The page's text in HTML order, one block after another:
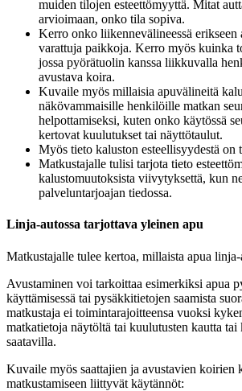
muiden tilojen esteettömyyttä. Mitat
arvioimaan, onko tila sopiva.
Kerro onko liikennevälineessä
varattuja paikkoja. Kerro myös kuinka
jossa pyörätuolin kanssa liikkuvalla
avustava koira.
Kuvaile myös millaisia apuvälineitä
näkövammaisille henkilöille matkan
helpottamiseksi, kuten onko käytössä
kertovat kuulutukset tai näyttötaulut.
Myös tieto kaluston esteellisyydestä on
Matkustajalle tulisi tarjota tieto
kalustomuutoksista viivytyksettä, kun
palveluntarjoajan tiedossa.
Linja-autossa tarjottava yleinen apu
Matkustajalle tulee kertoa, millaista apua linja-
Avustaminen voi tarkoittaa esimerkiksi apua
käyttämisessä tai pysäkkitietojen saamista
matkustaja ei toimintarajoitteensa vuoksi
matkatietoja näytöltä tai kuulutusten kautta
saatavilla.
Kuvaile myös saattajien ja avustavien koirien
matkustamiseen liittyvät käytännöt: